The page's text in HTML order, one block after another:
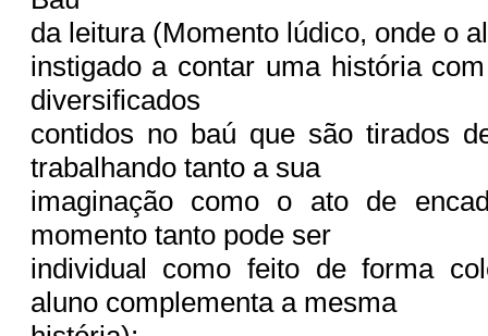
da leitura (Momento lúdico, onde o
instigado a contar uma história
diversificados
contidos no baú que são tirados
trabalhando tanto a sua
imaginação como o ato de
momento tanto pode ser
individual como feito de forma
aluno complementa a mesma